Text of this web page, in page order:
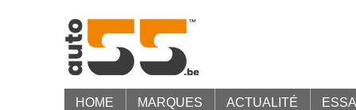
HOME MARQUES ACTUALITÉ